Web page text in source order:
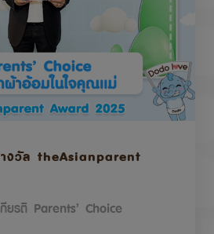
งวัล theAsianparent
ยรติ Parents’ Choice